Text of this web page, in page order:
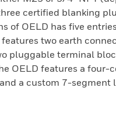
certified blanking
of OELD has five
two earth
pluggable terminal
OELD features a four-
a custom 7-segment